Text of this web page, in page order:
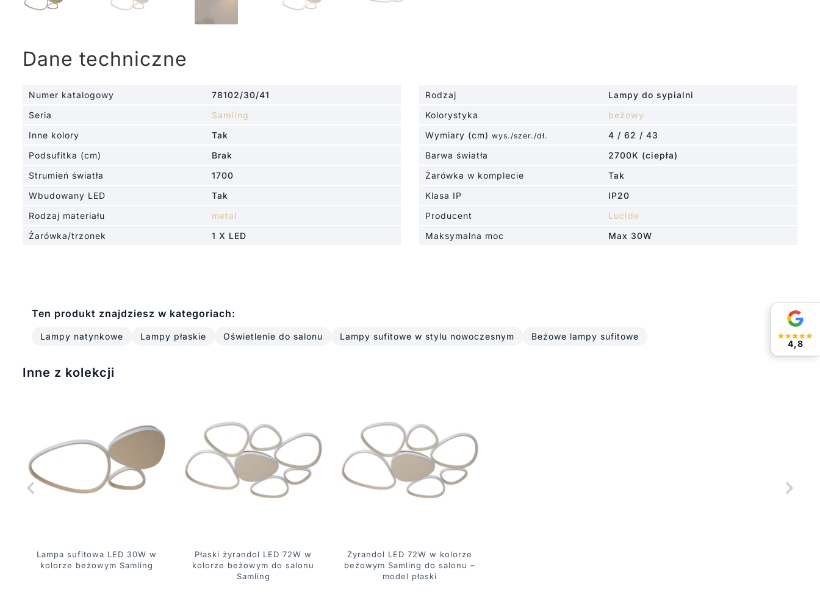
Dane techniczne
Numer katalogowy 78102/30/41 Rodzaj
Lampy do sypialni
Seria
Samling Kolorystyka
beżowy
Inne kolory
Tak Wymiary (cm) wys./szer./dł.
4 / 62 / 43
Podsufitka (cm)
Brak Barwa światła
2700K (ciepła)
Strumień światła
1700 Żarówka w komplecie
Tak
Wbudowany LED
Tak Klasa IP
IP20
Rodzaj materiału
metal Producent
Lucide
Żarówka/trzonek
1 X LED Maksymalna moc Max 30W
Ten produkt znajdziesz w kategoriach:
Lampy natynkowe Lampy płaskie Oświetlenie do salonu Lampy sufitowe w stylu nowoczesnym Beżowe lampy sufitowe
Inne z kolekcji
Lampa sufitowa LED 30W w
kolorze beżowym Samling
Płaski żyrandol LED 72W w
kolorze beżowym do salonu
Samling
Żyrandol LED 72W w kolorze
beżowym Samling do salonu –
model płaski
4,8